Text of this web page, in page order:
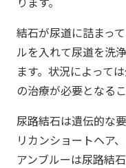
結石が尿道に詰まっ
ルを入れて尿道を洗
ます。状況によって
の治療が必要となる
尿路結石は遺伝的な
リカンショートヘア
アンブルーは尿路結